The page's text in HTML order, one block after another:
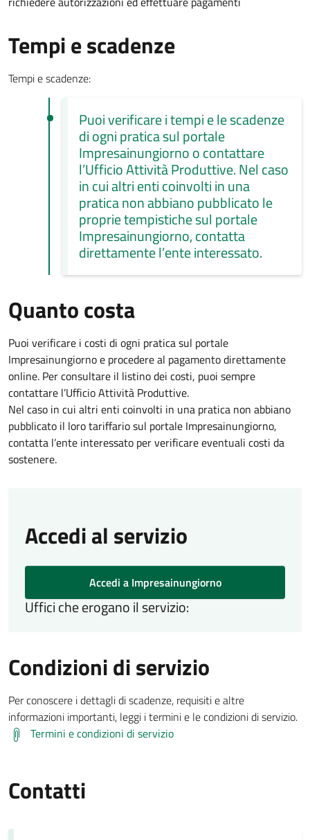
Tempi e scadenze
Tempi e scadenze:
Puoi verificare i tempi e le scadenze
di ogni pratica sul portale
Impresainungiorno o contattare
l’Ufficio Attività Produttive. Nel caso
in cui altri enti coinvolti in una
pratica non abbiano pubblicato le
proprie tempistiche sul portale
Impresainungiorno, contatta
direttamente l’ente interessato.
Quanto costa
Puoi verificare i costi di ogni pratica sul portale
Impresainungiorno e procedere al pagamento direttamente
online. Per consultare il listino dei costi, puoi sempre
contattare l’Ufficio Attività Produttive.
Nel caso in cui altri enti coinvolti in una pratica non abbiano
pubblicato il loro tariffario sul portale Impresainungiorno,
contatta l’ente interessato per verificare eventuali costi da
sostenere.
Accedi al servizio
Accedi a Impresainungiorno
Uffici che erogano il servizio:
Condizioni di servizio
Per conoscere i dettagli di scadenze, requisiti e altre
informazioni importanti, leggi i termini e le condizioni di servizio.
Termini e condizioni di servizio
Contatti